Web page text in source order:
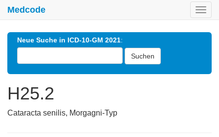
Medcode
Neue Suche in ICD-10-GM 2021:
Suchen
H25.2
Cataracta senilis, Morgagni-Typ